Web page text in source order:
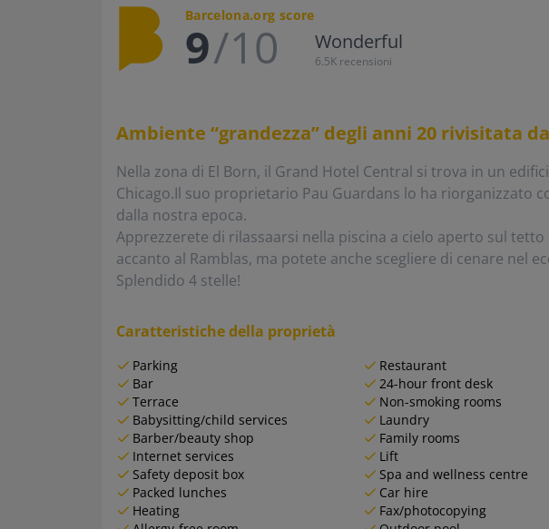
Barcelona.org score
9/10 Wonderful
6.5K recensioni
Ambiente “grandezza” degli anni 20 rivisitata
Nella zona di El Born, il Grand Hotel Central si trova in un
Chicago.Il suo proprietario Pau Guardans lo ha riorganizzato
dalla nostra epoca.
Apprezzerete di rilassaarsi nella piscina a cielo aperto sul
accanto al Ramblas, ma potete anche scegliere di cenare nel
Splendido 4 stelle!
Caratteristiche della proprietà
Parking Restaurant
Bar
24-hour front desk
Terrace
Non-smoking rooms
Babysitting/child services
Laundry
Barber/beauty shop
Family rooms
Internet services
Lift
Safety deposit box
Spa and wellness centre
Packed lunches
Car hire
Heating
Fax/photocopying